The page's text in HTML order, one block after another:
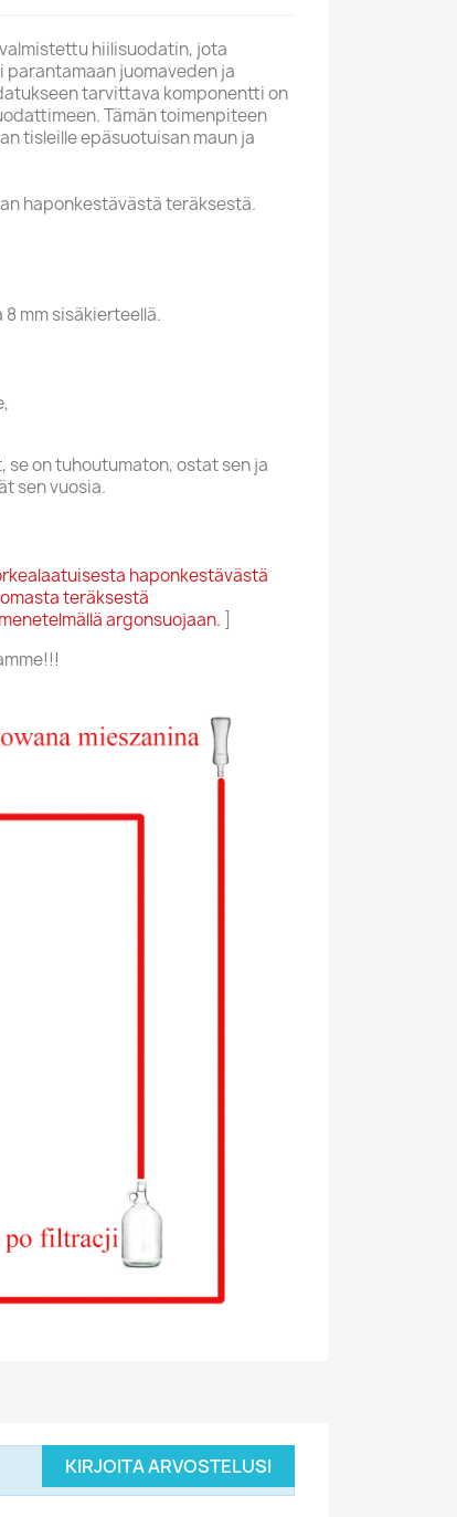
hiilisuodatin, jota
juomaveden ja
tarvittava komponentti on
Tämän toimenpiteen
tisleille epäsuotuisan maun ja
haponkestävästä teräksestä.
mm sisäkierteellä.
se on tuhoutumaton, ostat sen ja
sen vuosia.
haponkestävästä
teräksestä
argonsuojaan.
KIRJOITA ARVOSTELUSI